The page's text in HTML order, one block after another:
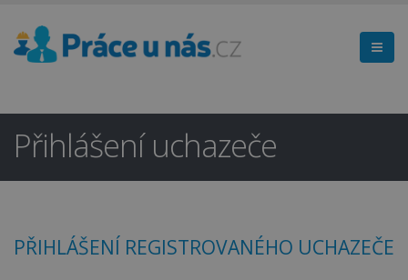
Přihlášení uchazeče
PŘIHLÁŠENÍ REGISTROVANÉHO UCHAZEČE